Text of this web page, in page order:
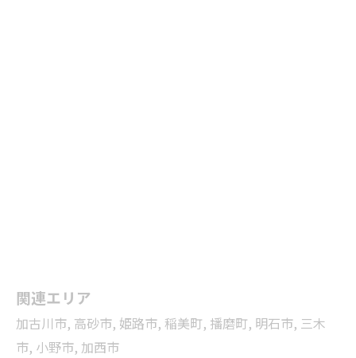
関連エリア
加古川市, 高砂市, 姫路市, 稲美町, 播磨町, 明石市, 三木
市, 小野市, 加西市